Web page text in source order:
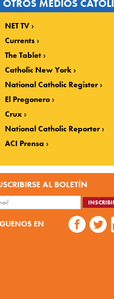
OTROS MEDIOS
NET TV
Currents
The Tablet
Catholic New York
National Catholic Register
El Pregonero
Crux
National Catholic Reporter
ACI Prensa
AL BOLETÍN
EN